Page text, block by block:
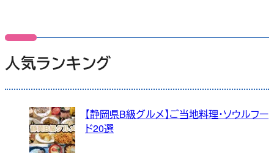
人気ランキング
【静岡県B級グルメ】ご当地料理・ソウルフー
ド20選